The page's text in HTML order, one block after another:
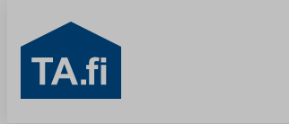
TA.fi